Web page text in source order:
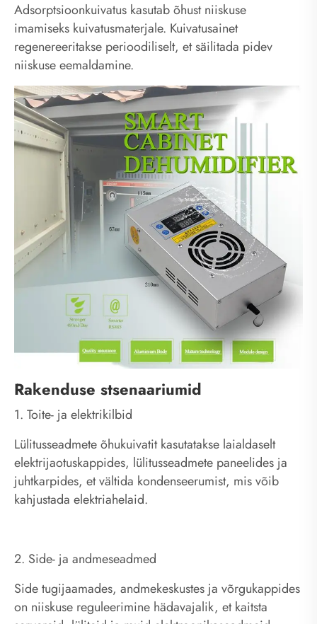
Adsorptsioonkuivatus kasutab õhust niiskuse
imamiseks kuivatusmaterjale. Kuivatusainet
regenereeritakse perioodiliselt, et säilitada pidev
niiskuse eemaldamine.
Rakenduse stsenaariumid
1. Toite- ja elektrikilbid
Lülitusseadmete õhukuivatit kasutatakse laialdaselt
elektrijaotuskappides, lülitusseadmete paneelides ja
juhtkarpides, et vältida kondenseerumist, mis võib
kahjustada elektriahelaid.
2. Side- ja andmeseadmed
Side tugijaamades, andmekeskustes ja võrgukappides
on niiskuse reguleerimine hädavajalik, et kaitsta